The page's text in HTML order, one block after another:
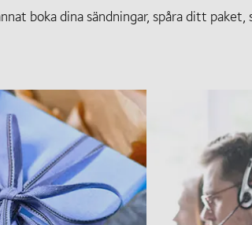
boka dina sändningar, spåra ditt